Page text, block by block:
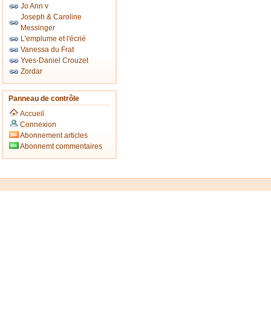
Jo Ann v
Joseph & Caroline
Messinger
L'emplume et l'écrié
Vanessa du Frat
Yves-Daniel Crouzet
Zordar
Panneau de contrôle
Accueil
Connexion
Abonnement articles
Abonnemt commentaires